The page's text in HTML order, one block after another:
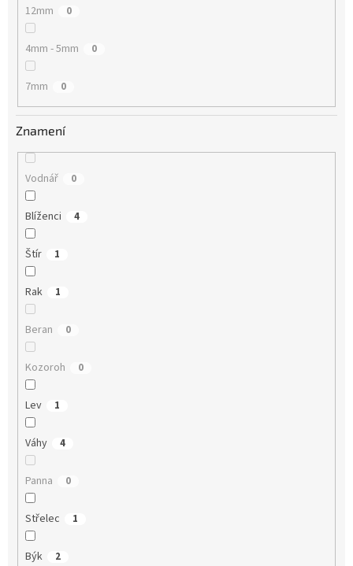
12mm 0
4mm - 5mm 0
7mm 0
Znamení
Vodnář 0
Blíženci 4
Štír 1
Rak 1
Beran 0
Kozoroh 0
Lev 1
Váhy 4
Panna 0
Střelec 1
Býk 2